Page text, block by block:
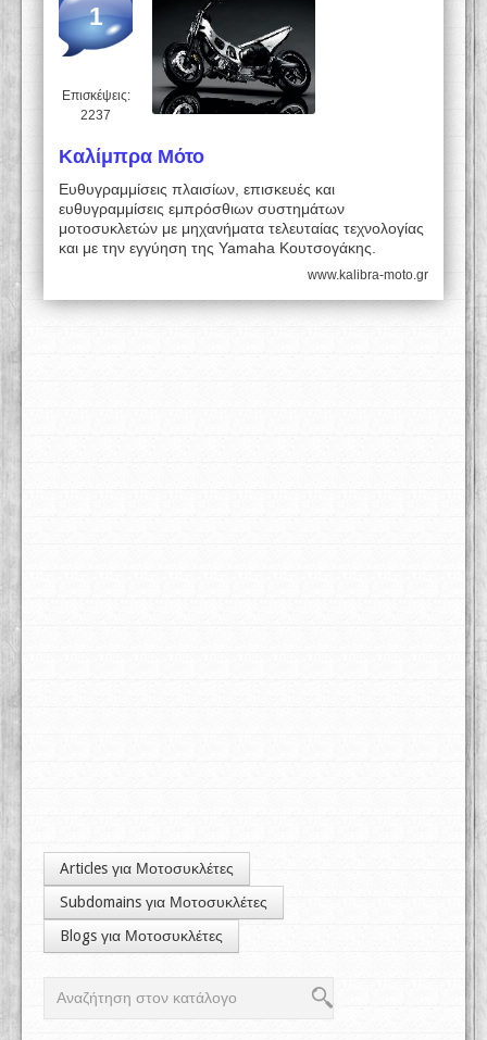
1
Επισκέψεις:
2237
Καλίμπρα Μότο
Ευθυγραμμίσεις πλαισίων, επισκευές και
ευθυγραμμίσεις εμπρόσθιων συστημάτων
μοτοσυκλετών με μηχανήματα τελευταίας τεχνολογίας
και με την εγγύηση της Yamaha Κουτσογάκης.
www.kalibra-moto.gr
Articles για Μοτοσυκλέτες
Subdomains για Μοτοσυκλέτες
Blogs για Μοτοσυκλέτες